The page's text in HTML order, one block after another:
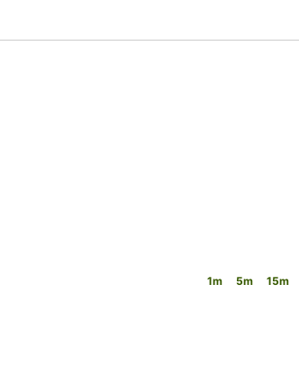
panel you can see both the
1m 5m 15m